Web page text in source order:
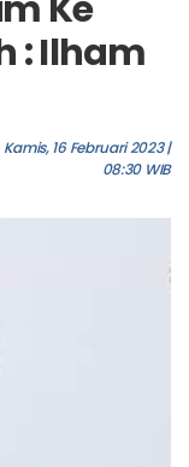
Ke
: Ilham
Kamis, 16 Februari 2023 |